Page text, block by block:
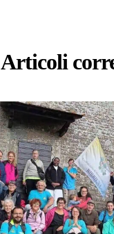
Articoli